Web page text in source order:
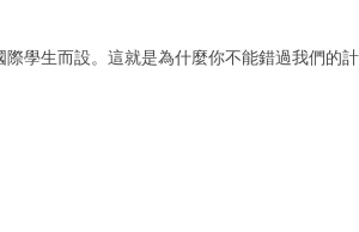
學生而設。這就是為什麼你不能錯過我們的計